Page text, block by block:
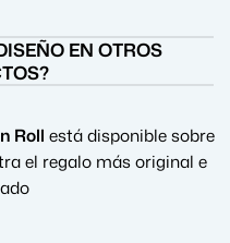
EN OTROS
Roll está disponible sobre
el regalo más original e